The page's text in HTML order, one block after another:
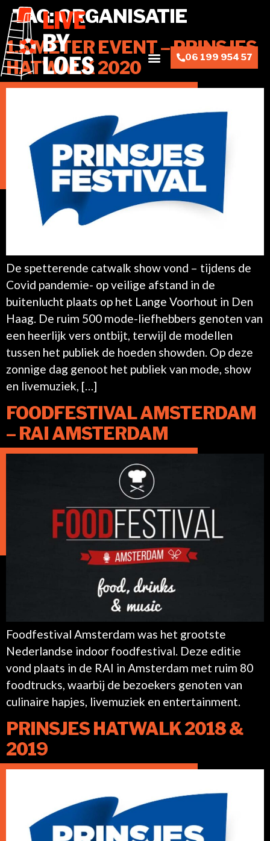
06 199 954 57
TAG:ORGANISATIE
1.5 METER EVENT – PRINSJES
HATWALK 2020
De spetterende catwalk show vond – tijdens de
Covid pandemie- op veilige afstand in de
buitenlucht plaats op het Lange Voorhout in Den
Haag. De ruim 500 mode-liefhebbers genoten van
een heerlijk vers ontbijt, terwijl de modellen
tussen het publiek de hoeden showden. Op deze
zonnige dag genoot het publiek van mode, show
en livemuziek, […]
FOODFESTIVAL AMSTERDAM
– RAI AMSTERDAM
Foodfestival Amsterdam was het grootste
Nederlandse indoor foodfestival. Deze editie
vond plaats in de RAI in Amsterdam met ruim 80
foodtrucks, waarbij de bezoekers genoten van
culinaire hapjes, livemuziek en entertainment.
PRINSJES HATWALK 2018 &
2019